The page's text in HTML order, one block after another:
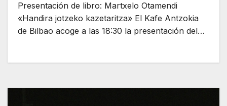
Presentación de libro: Martxelo Otamendi
«Handira jotzeko kazetaritza» El Kafe Antzokia
de Bilbao acoge a las 18:30 la presentación del…